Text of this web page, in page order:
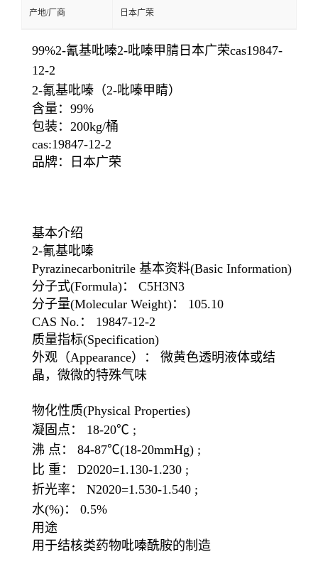
产地/厂商 日本广荣
99%2-氰基吡嗪2-吡嗪甲腈日本广荣cas19847-
12-2
2-氰基吡嗪（2-吡嗪甲睛）
含量：99%
包装：200kg/桶
cas:19847-12-2
品牌：日本广荣
基本介绍
2-氰基吡嗪
Pyrazinecarbonitrile 基本资料(Basic Information)
分子式(Formula)： C5H3N3
分子量(Molecular Weight)： 105.10
CAS No.： 19847-12-2
质量指标(Specification)
外观（Appearance）： 微黄色透明液体或结
晶，微微的特殊气味
物化性质(Physical Properties)
凝固点： 18-20℃ ;
沸 点： 84-87℃(18-20mmHg) ;
比 重： D2020=1.130-1.230 ;
折光率： N2020=1.530-1.540 ;
水(%)： 0.5%
用途
用于结核类药物吡嗪酰胺的制造